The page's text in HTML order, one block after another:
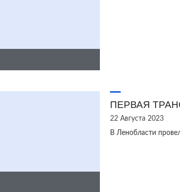
ПЕРВАЯ
22 Августа 2023
В Ленобласти